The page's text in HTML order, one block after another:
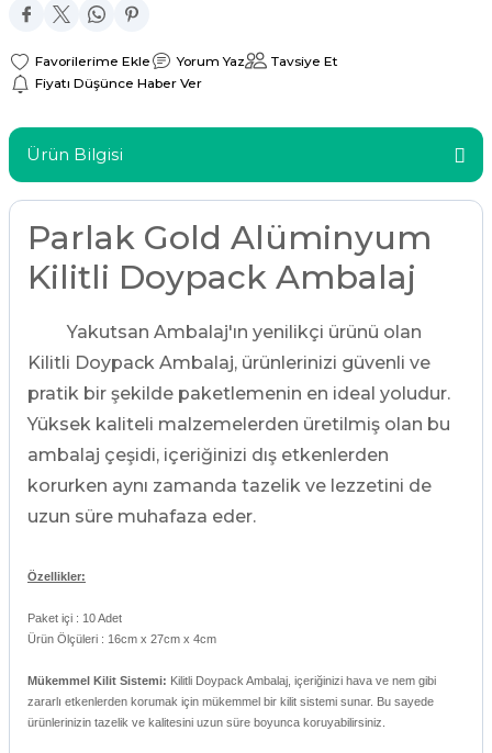
Yorum Yaz
Tavsiye Et
Fiyatı Düşünce Haber Ver
Ürün Bilgisi
Parlak Gold Alüminyum
Kilitli Doypack Ambalaj
Yakutsan Ambalaj'ın yenilikçi ürünü olan
Kilitli Doypack Ambalaj, ürünlerinizi güvenli ve
pratik bir şekilde paketlemenin en ideal yoludur.
Yüksek kaliteli malzemelerden üretilmiş olan bu
ambalaj çeşidi, içeriğinizi dış etkenlerden
korurken aynı zamanda tazelik ve lezzetini de
uzun süre muhafaza eder.
Özellikler:
Paket içi : 10 Adet
Ürün Ölçüleri : 16cm x 27cm x 4cm
Mükemmel Kilit Sistemi: Kilitli Doypack Ambalaj, içeriğinizi hava ve nem gibi
zararlı etkenlerden korumak için mükemmel bir kilit sistemi sunar. Bu sayede
ürünlerinizin tazelik ve kalitesini uzun süre boyunca koruyabilirsiniz.